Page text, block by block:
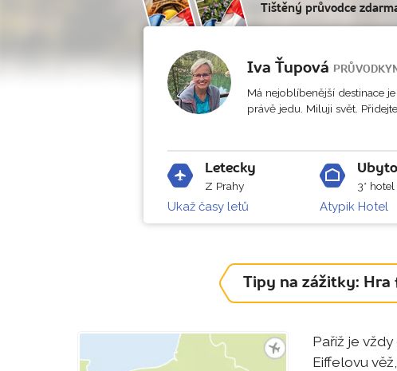
Tištěný průvodce
Iva Ťupová
Má nejoblíbenější destinace
právě jedu. Miluji svět.
Letecky
Z Prahy
Ukaž časy letů
3* hotel
Atypik Hotel
Tipy na zážitky: Hra
Paříž je
Eiffelovu